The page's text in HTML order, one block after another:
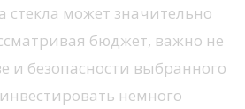
стекла может значительно
бюджет, важно не
и безопасности выбранного
немного